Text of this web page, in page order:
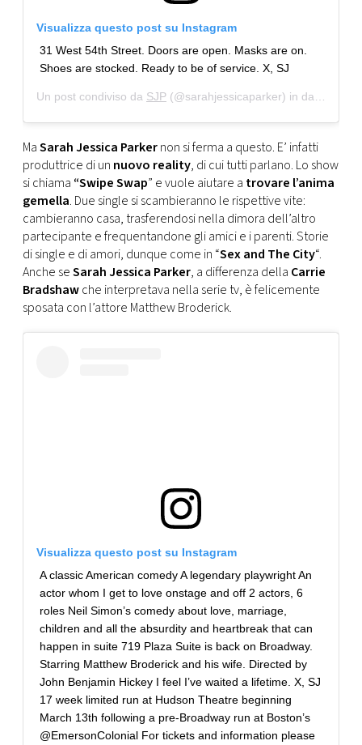
Visualizza questo post su Instagram
31 West 54th Street. Doors are open. Masks are on.
Shoes are stocked. Ready to be of service. X, SJ
Un post condiviso da SJP (@sarahjessicaparker) in data:
MaSarah Jessica Parkernon si ferma a questo. E’ infatti
produttrice di un nuovo reality, di cui tutti parlano. Lo show
si chiama “Swipe Swap” e vuole aiutare a trovare l’anima
gemella. Due single si scambieranno le rispettive vite:
cambieranno casa, trasferendosi nella dimora dell’altro
partecipante e frequentandone gli amici e i parenti. Storie
di single e di amori, dunque come in “Sex and The City“.
Anche seSarah Jessica Parker, a differenza della Carrie
Bradshawche interpretava nella serie tv, è felicemente
sposata con l’attore Matthew Broderick.
Visualizza questo post su Instagram
A classic American comedy A legendary playwright An
actor whom I get to love onstage and off 2 actors, 6
roles Neil Simon’s comedy about love, marriage,
children and all the absurdity and heartbreak that can
happen in suite 719 Plaza Suite is back on Broadway.
Starring Matthew Broderick and his wife. Directed by
John Benjamin Hickey I feel I’ve waited a lifetime. X, SJ
17 week limited run at Hudson Theatre beginning
March 13th following a pre-Broadway run at Boston’s
@EmersonColonial For tickets and information please